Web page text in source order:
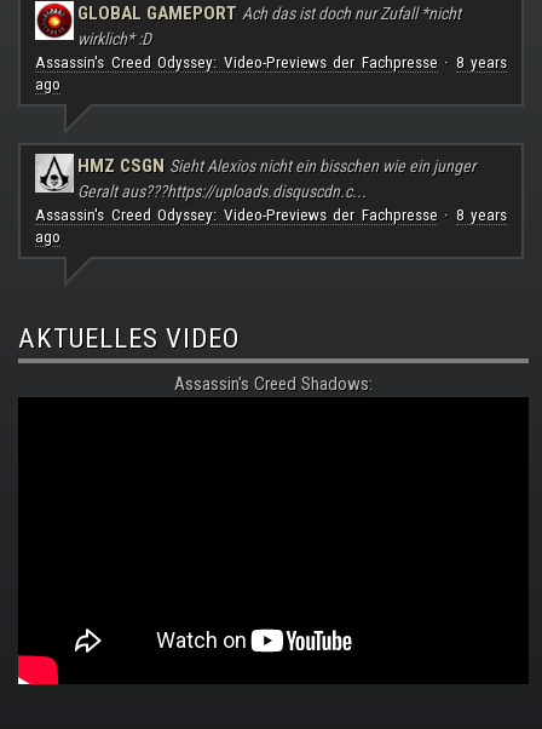
GLOBAL GAMEPORT Ach das ist doch nur Zufall *nicht
wirklich* :D
Assassin's Creed Odyssey: Video-Previews der Fachpresse· 8 years
ago
HMZ CSGN Sieht Alexios nicht ein bisschen wie ein junger
Geralt aus???https://uploads.disquscdn.c...
Assassin's Creed Odyssey: Video-Previews der Fachpresse· 8 years
ago
AKTUELLES VIDEO
Assassin's Creed Shadows: